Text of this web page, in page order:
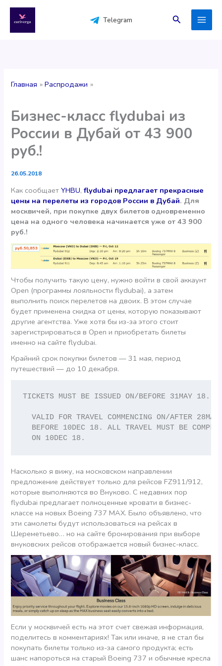
содержимому
Telegram Поиск
Главная Распродажи
Бизнес-класс flydubai из
России в Дубай от 43 900
руб.!
26.05.2018
Как сообщаетYHBU,flydubai предлагает прекрасные
цены на перелеты из городов России в Дубай. Для
москвичей, при покупке двух билетов одновременно
цена на одного человека начинается уже от 43 900
руб.!
Чтобы получить такую цену, нужно войти в свой аккаунт
Open (программы лояльности flydubai), а затем
выполнить поиск перелетов на двоих. В этом случае
будет применена скидка от цены, которую показывают
другие агентства. Уже хотя бы из-за этого стоит
зарегистрироваться в Open и приобретать билеты
именно на сайте flydubai.
Крайний срок покупки билетов — 31 мая, период
путешествий — до 10 декабря.
TICKETS MUST BE ISSUED ON/BEFORE 31MAY 18.
VALID FOR TRAVEL COMMENCING ON/AFTER 28MAR
BEFORE 10DEC 18. ALL TRAVEL MUST BE
  ON 10DEC 18.
Насколько я вижу, на московском направлении
предложение действует только для рейсов FZ911/912,
которые выполняются во Внуково. С недавних пор
flydubai предлагает полноценные кровати в бизнес-
классе на новых Boeing 737 MAX. Было объявлено, что
эти самолеты будут использоваться на рейсах в
Шереметьево… но на сайте бронирования при выборе
внуковских рейсов отображается новый бизнес-класс.
Если у москвичей есть на этот счет свежая информация,
поделитесь в комментариях! Так или иначе, я не стал бы
покупать билеты только из-за самого продукта; есть
шанс напороться на старый Boeing 737 и обычные кресла